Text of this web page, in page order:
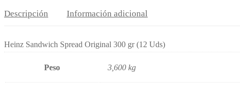
Descripción Información adicional
Heinz Sandwich Spread Original 300 gr (12 Uds)
Peso 3,600 kg